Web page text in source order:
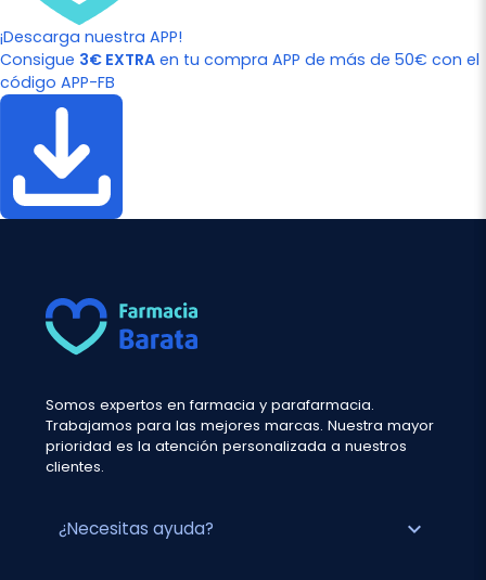
¡Descarga nuestra APP!
Consigue 3€ EXTRA en tu compra APP de más de 50€ con el
código APP-FB
Somos expertos en farmacia y parafarmacia.
Trabajamos para las mejores marcas. Nuestra mayor
prioridad es la atención personalizada a nuestros
clientes.
¿Necesitas ayuda? expand_more